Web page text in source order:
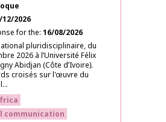
12/2026
for the 16/08/2026
pluridisciplinaire, du
2026 à l’Université Félix
Abidjan (Côte d’Ivoire).
croisés sur l'œuvre du